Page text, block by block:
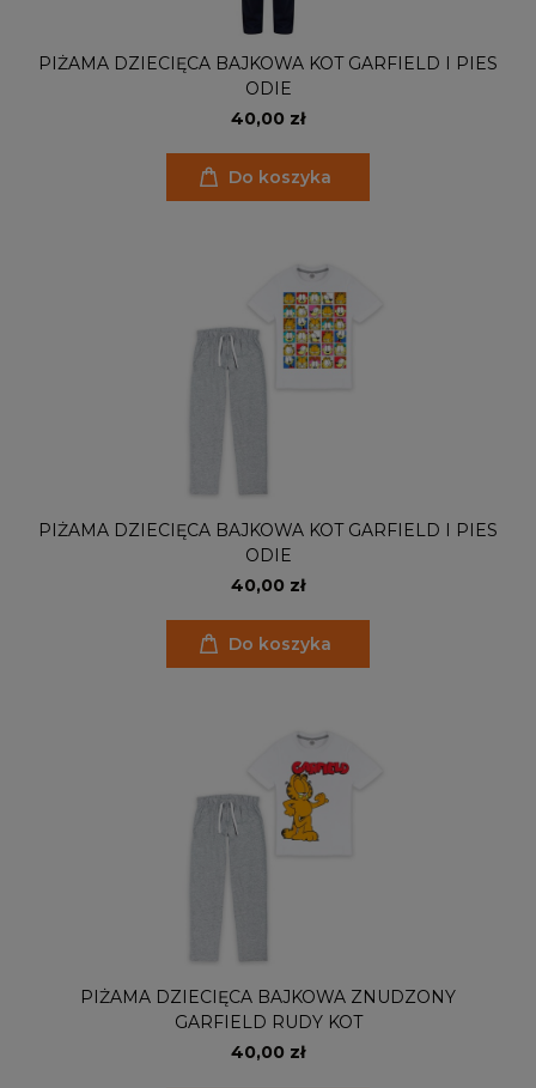
PIŻAMA DZIECIĘCA BAJKOWA KOT GARFIELD I PIES
ODIE
40,00 zł
Do koszyka
PIŻAMA DZIECIĘCA BAJKOWA KOT GARFIELD I PIES
ODIE
40,00 zł
Do koszyka
PIŻAMA DZIECIĘCA BAJKOWA ZNUDZONY
GARFIELD RUDY KOT
40,00 zł